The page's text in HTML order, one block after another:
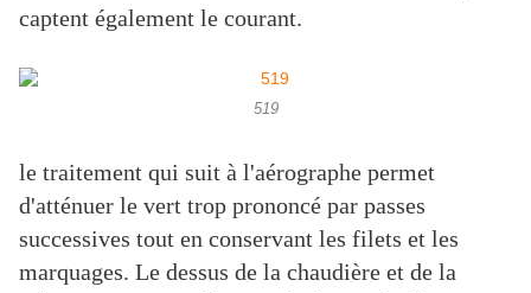
captent également le courant.
519
le traitement qui suit à l'aérographe permet
d'atténuer le vert trop prononcé par passes
successives tout en conservant les filets et les
marquages. Le dessus de la chaudière et de la